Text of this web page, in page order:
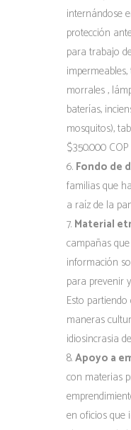
internándose
protección
para trabajo
morrales ,
baterías,
mosquitos),
$350.000 COP
Fondo de
familias que
a raíz de la
Material
campañas
información
para prevenir
Esto
maneras
idiosincrasia
Apoyo a
con materias
en oficios que